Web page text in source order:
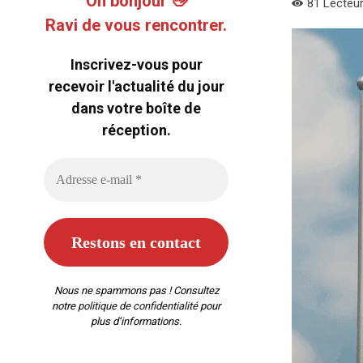
Ravi de vous rencontrer.
Inscrivez-vous pour
recevoir l'actualité du jour
dans votre boîte de
réception.
Nous ne spammons pas ! Consultez
notre politique de confidentialitépour
plus d’informations.
81